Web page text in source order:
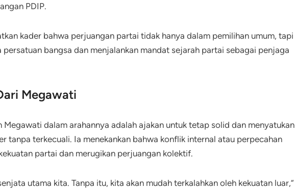
PDIP.
kader bahwa perjuangan partai tidak hanya dalam pemilihan umum, tapi
persatuan bangsa dan menjalankan mandat sejarah partai sebagai penjaga
Megawati
Megawati dalam arahannya adalah ajakan untuk tetap solid dan menyatukan
tanpa terkecuali. Ia menekankan bahwa konflik internal atau perpecahan
partai dan merugikan perjuangan kolektif.
utama kita. Tanpa itu, kita akan mudah terkalahkan oleh kekuatan luar,”